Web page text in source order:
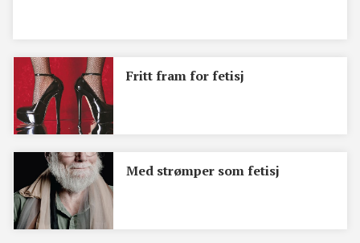
Fritt fram for fetisj
Med strømper som fetisj